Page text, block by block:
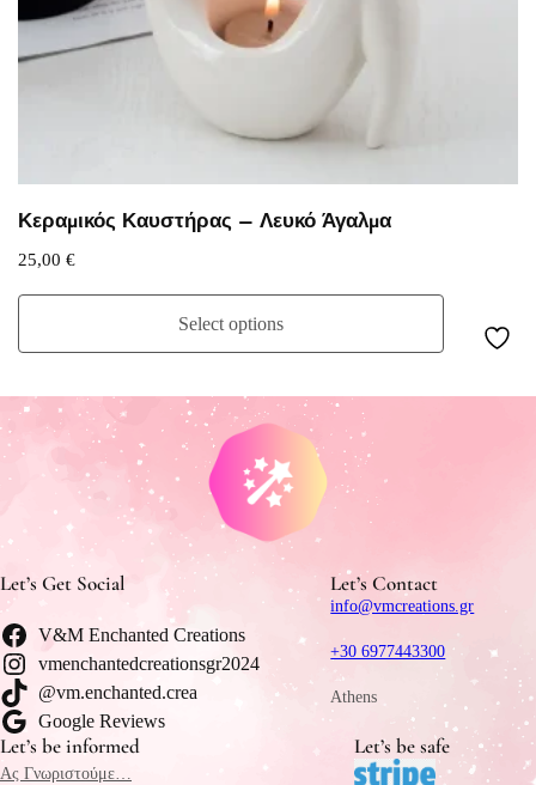
Κεραμικός Καυστήρας – Λευκό Άγαλμα
25,00 €
Select options
Let’s Get Social
V&M Enchanted Creations
vmenchantedcreationsgr2024
@vm.enchanted.crea
Google Reviews
Let’s Contact
info@vmcreations.gr
+30 6977443300
Athens
Let’s be informed
Ας Γνωριστούμε…
Let’s be safe